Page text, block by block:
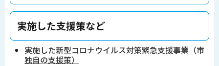
実施した支援策など
実施した新型コロナウイルス対策緊急支援事業（市
独自の支援策）